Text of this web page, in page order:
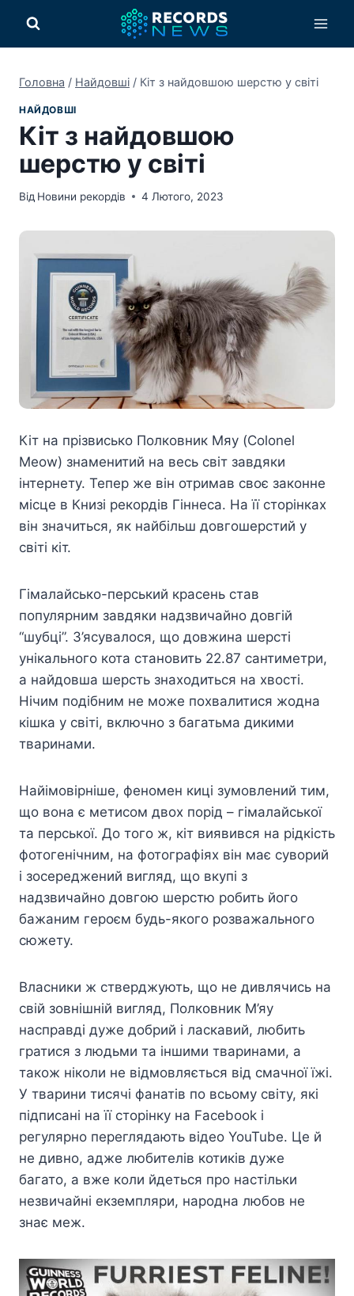
вмісту
Головна / Найдовші / Кіт з найдовшою шерстю у світі
НАЙДОВШІ
Кіт з найдовшою
шерстю у світі
Від Новини рекордів 4 Лютого, 2023
Кіт на прізвисько Полковник Мяу (Colonel
Meow) знаменитий на весь світ завдяки
інтернету. Тепер же він отримав своє законне
місце в Книзі рекордів Гіннеса. На її сторінках
він значиться, як найбільш довгошерстий у
світі кіт.
Гімалайсько-перський красень став
популярним завдяки надзвичайно довгій
“шубці”. З’ясувалося, що довжина шерсті
унікального кота становить 22.87 сантиметри,
а найдовша шерсть знаходиться на хвості.
Нічим подібним не може похвалитися жодна
кішка у світі, включно з багатьма дикими
тваринами.
Найімовірніше, феномен киці зумовлений тим,
що вона є метисом двох порід – гімалайської
та перської. До того ж, кіт виявився на рідкість
фотогенічним, на фотографіях він має суворий
і зосереджений вигляд, що вкупі з
надзвичайно довгою шерстю робить його
бажаним героєм будь-якого розважального
сюжету.
Власники ж стверджують, що не дивлячись на
свій зовнішній вигляд, Полковник М’яу
насправді дуже добрий і ласкавий, любить
гратися з людьми та іншими тваринами, а
також ніколи не відмовляється від смачної їжі.
У тварини тисячі фанатів по всьому світу, які
підписані на її сторінку на Facebook і
регулярно переглядають відео YouTube. Це й
не дивно, адже любителів котиків дуже
багато, а вже коли йдеться про настільки
незвичайні екземпляри, народна любов не
знає меж.